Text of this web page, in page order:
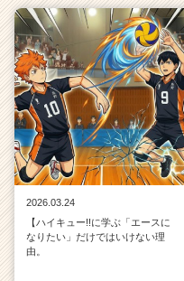
2026.03.24
【ハイキュー!!に学ぶ「エースに
なりたい」だけではいけない理
由。